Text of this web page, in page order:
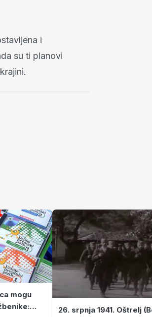
i
su ti planovi
mogu
26. srpnja 1941. Oštrelj